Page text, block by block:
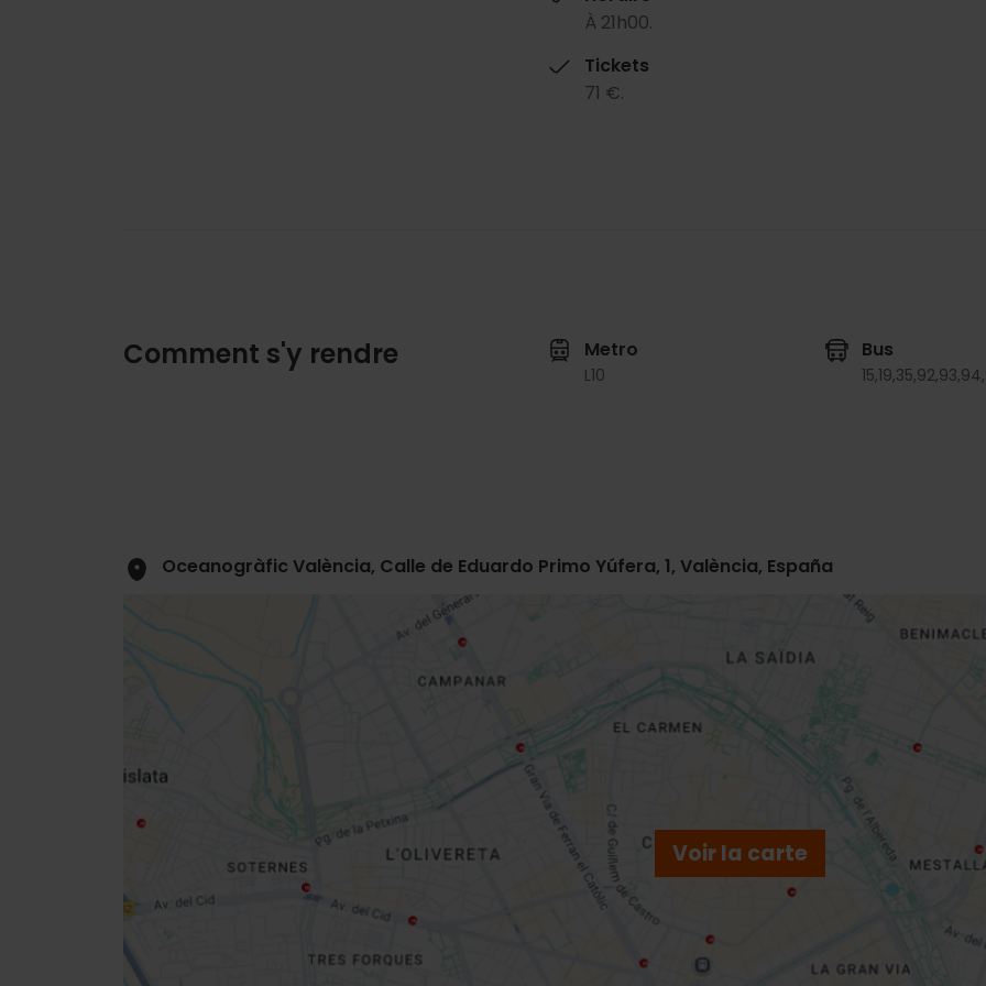
À 21h00.
Tickets
71 €.
Comment s'y rendre Metro
L10
Bus
15,19,35,92,93,94,
Oceanogràfic València, Calle de Eduardo Primo Yúfera, 1, València, España
Voir la carte
sidebar